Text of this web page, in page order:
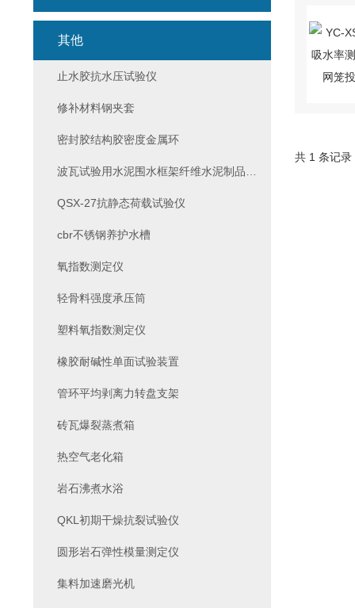
共 1 条记
其他
止水胶抗水压试验仪
修补材料钢夹套
密封胶结构胶密度金属环
QSX-27抗静态荷载试验仪
cbr不锈钢养护水槽
氧指数测定仪
轻骨料强度承压筒
塑料氧指数测定仪
橡胶耐碱性单面试验装置
管环平均剥离力转盘支架
砖瓦爆裂蒸煮箱
热空气老化箱
岩石沸煮水浴
QKL初期干燥抗裂试验仪
圆形岩石弹性模量测定仪
集料加速磨光机